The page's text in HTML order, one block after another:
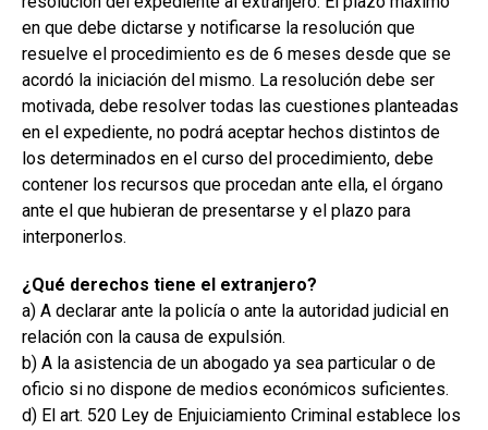
en que debe dictarse y notificarse la resolución que
resuelve el procedimiento es de 6 meses desde que se
acordó la iniciación del mismo. La resolución debe ser
motivada, debe resolver todas las cuestiones planteadas
en el expediente, no podrá aceptar hechos distintos de
los determinados en el curso del procedimiento, debe
contener los recursos que procedan ante ella, el órgano
ante el que hubieran de presentarse y el plazo para
interponerlos.
¿Qué derechos tiene el extranjero?
a) A declarar ante la policía o ante la autoridad judicial en
relación con la causa de expulsión.
b) A la asistencia de un abogado ya sea particular o de
oficio si no dispone de medios económicos suficientes.
d) El art. 520 Ley de Enjuiciamiento Criminal establece los